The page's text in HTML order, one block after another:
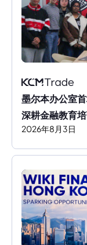
墨尔本办公室
深耕金融教育
2026年8 月 3日